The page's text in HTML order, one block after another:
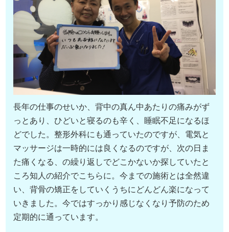
長年の仕事のせいか、背中の真ん中あたりの痛みがず
っとあり、ひどいと寝るのも辛く、睡眠不足になるほ
どでした。整形外科にも通っていたのですが、電気と
マッサージは一時的には良くなるのですが、次の日ま
た痛くなる、の繰り返しでどこかないか探していたと
ころ知人の紹介でこちらに。今までの施術とは全然違
い、背骨の矯正をしていくうちにどんどん楽になって
いきました。今ではすっかり感じなくなり予防のため
定期的に通っています。